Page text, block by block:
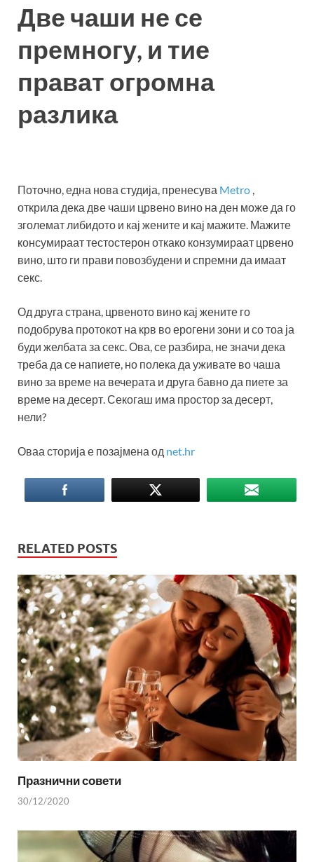
Две чаши не се
премногу, и тие
прават огромна
разлика
Поточно, една нова студија, пренесува Metro ,
открила дека две чаши црвено вино на ден може да го
зголемат либидото и кај жените и кај мажите. Мажите
консумираат тестостерон откако конзумираат црвено
вино, што ги прави повозбудени и спремни да имаат
секс.
Од друга страна, црвеното вино кај жените го
подобрува протокот на крв во ерогени зони и со тоа ја
буди желбата за секс. Ова, се разбира, не значи дека
треба да се напиете, но полека да уживате во чаша
вино за време на вечерата и друга бавно да пиете за
време на десерт. Секогаш има простор за десерт,
нели?
Оваа сторија е позајмена од net.hr
RELATED POSTS
Празнични совети
30/12/2020